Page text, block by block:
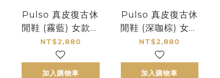
Pulso 真皮復古休
閒鞋 (霧藍) 女款｜
哈漫克【官網獨
家】HamacaSole
NT$2,880
加入購物車
Pulso 真皮復古休
閒鞋 (深咖棕) 女款
｜哈漫克【官網獨
家】HamacaSole
NT$2,880
加入購物車